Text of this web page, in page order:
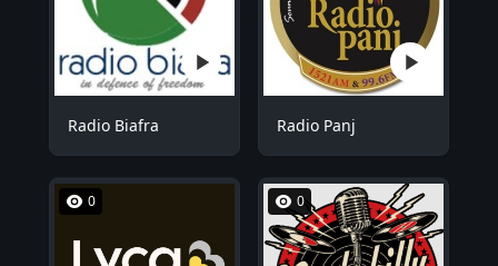
Radio Biafra Radio Panj
0 0